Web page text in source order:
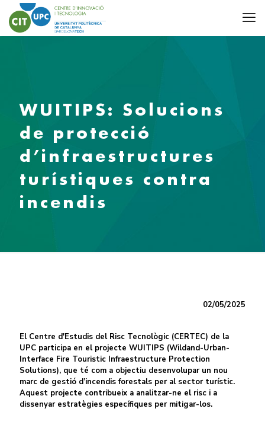
WUITIPS: Solucions
de protecció
d’infraestructures
turístiques contra
incendis
02/05/2025
El Centre d'Estudis del Risc Tecnològic (CERTEC) de la
UPC participa en el projecte WUITIPS (Wildand-Urban-
Interface Fire Touristic Infraestructure Protection
Solutions), que té com a objectiu desenvolupar un nou
marc de gestió d’incendis forestals per al sector turístic.
Aquest projecte contribueix a analitzar-ne el risc i a
dissenyar estratègies específiques per mitigar-los.